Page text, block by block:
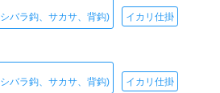
バラ鈎、サカサ、背鈎) イカリ仕掛
バラ鈎、サカサ、背鈎) イカリ仕掛